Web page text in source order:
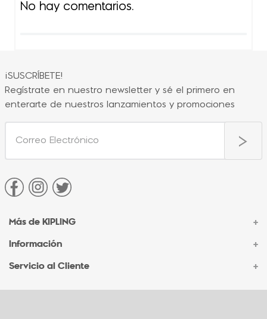
No hay comentarios.
¡SUSCRÍBETE!
Regístrate en nuestro newsletter y sé el primero en
enterarte de nuestros lanzamientos y promociones
Más de KIPLING +
Acerca de Kipling
Sucursales
Información +
Contacto Corporativo
Servicio al Cliente +
Contacto